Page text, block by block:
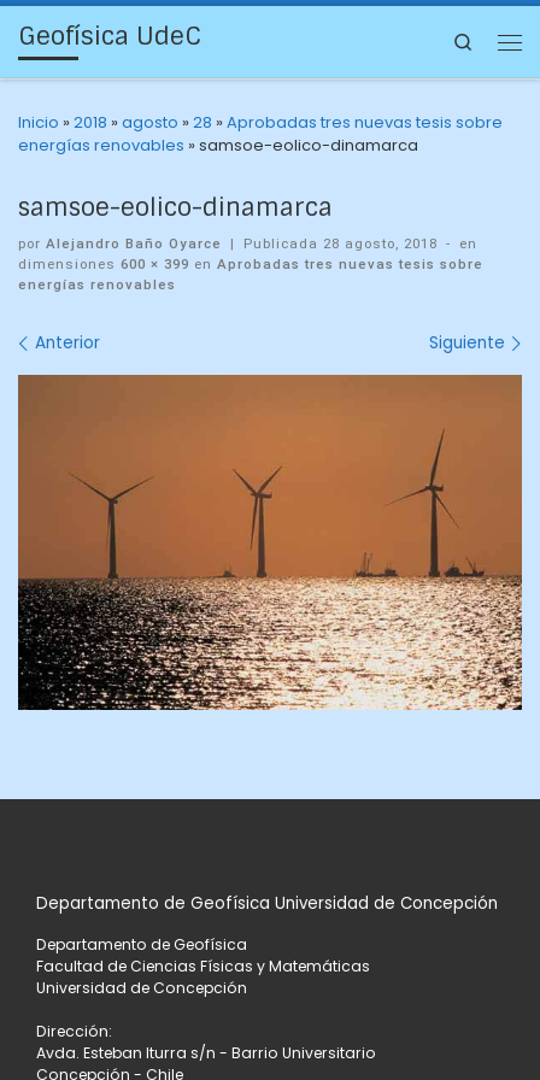
Geofísica UdeC Search
Inicio »2018 »agosto »28 »Aprobadas tres nuevas tesis sobre
energías renovables »samsoe-eolico-dinamarca
samsoe-eolico-dinamarca
por Alejandro Baño Oyarce | Publicada 28 agosto, 2018 -
en
dimensiones 600 × 399 en Aprobadas tres nuevas tesis sobre
energías renovables
Navegación
Anterior Siguiente
Departamento de Geofísica Universidad de Concepción
Departamento de Geofísica
Facultad de Ciencias Físicas y Matemáticas
Universidad de Concepción
Dirección:
Avda. Esteban Iturra s/n - Barrio Universitario
Concepción - Chile